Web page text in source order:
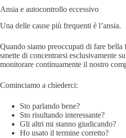
Ansia e autocontrollo eccessivo
Una delle cause più frequenti è l’ansia.
Quando siamo preoccupati di fare
smette di concentrarsi esclusivamente
monitorare continuamente il nostro
Cominciamo a chiederci:
Sto parlando bene?
Sto risultando interessante?
Gli altri mi stanno giudicando?
Ho usato il termine corretto?